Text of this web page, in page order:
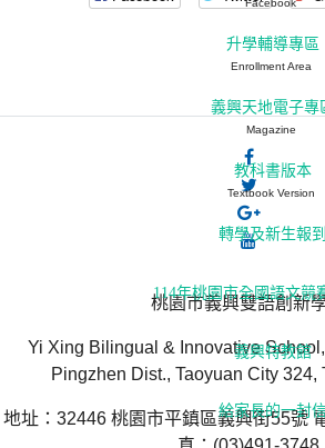
桃園市義興雙語創新
Yi Xing Bilingual & Innovative
Pingzhen Dist., Taoyuan City 324,
地址：32446 桃園市平鎮區義興街55號
Facebook
升學輔導專區
Enrollment Area
義興天地電子專
Magazine
教科書版本
Textbook Version
轉學及新生報到
114年桃園市全國語文競
義興特教館
給家長的一封